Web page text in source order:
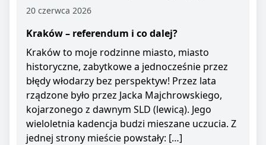
20 czerwca 2026
Kraków – referendum i co dalej?
Kraków to moje rodzinne miasto, miasto
historyczne, zabytkowe a jednocześnie przez
błędy włodarzy bez perspektyw! Przez lata
rządzone było przez Jacka Majchrowskiego,
kojarzonego z dawnym SLD (lewicą). Jego
wieloletnia kadencja budzi mieszane uczucia. Z
jednej strony mieście powstały: […]